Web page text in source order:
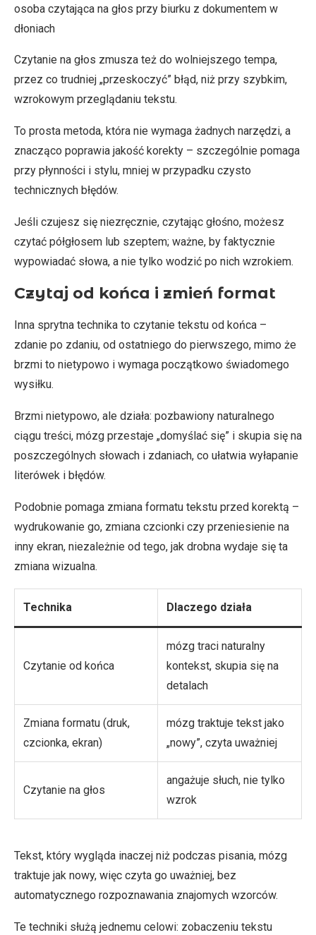
osoba czytająca na głos przy biurku z dokumentem w
dłoniach
Czytanie na głos zmusza też do wolniejszego tempa,
przez co trudniej „przeskoczyć” błąd, niż przy szybkim,
wzrokowym przeglądaniu tekstu.
To prosta metoda, która nie wymaga żadnych narzędzi, a
znacząco poprawia jakość korekty – szczególnie pomaga
przy płynności i stylu, mniej w przypadku czysto
technicznych błędów.
Jeśli czujesz się niezręcznie, czytając głośno, możesz
czytać półgłosem lub szeptem; ważne, by faktycznie
wypowiadać słowa, a nie tylko wodzić po nich wzrokiem.
Czytaj od końca i zmień format
Inna sprytna technika to czytanie tekstu od końca –
zdanie po zdaniu, od ostatniego do pierwszego, mimo że
brzmi to nietypowo i wymaga początkowo świadomego
wysiłku.
Brzmi nietypowo, ale działa: pozbawiony naturalnego
ciągu treści, mózg przestaje „domyślać się” i skupia się na
poszczególnych słowach i zdaniach, co ułatwia wyłapanie
literówek i błędów.
Podobnie pomaga zmiana formatu tekstu przed korektą –
wydrukowanie go, zmiana czcionki czy przeniesienie na
inny ekran, niezależnie od tego, jak drobna wydaje się ta
zmiana wizualna.
Technika Dlaczego działa
Czytanie od końca
mózg traci naturalny
kontekst, skupia się na
detalach
Zmiana formatu (druk,
czcionka, ekran)
mózg traktuje tekst jako
„nowy”, czyta uważniej
Czytanie na głos
angażuje słuch, nie tylko
wzrok
Tekst, który wygląda inaczej niż podczas pisania, mózg
traktuje jak nowy, więc czyta go uważniej, bez
automatycznego rozpoznawania znajomych wzorców.
Te techniki służą jednemu celowi: zobaczeniu tekstu